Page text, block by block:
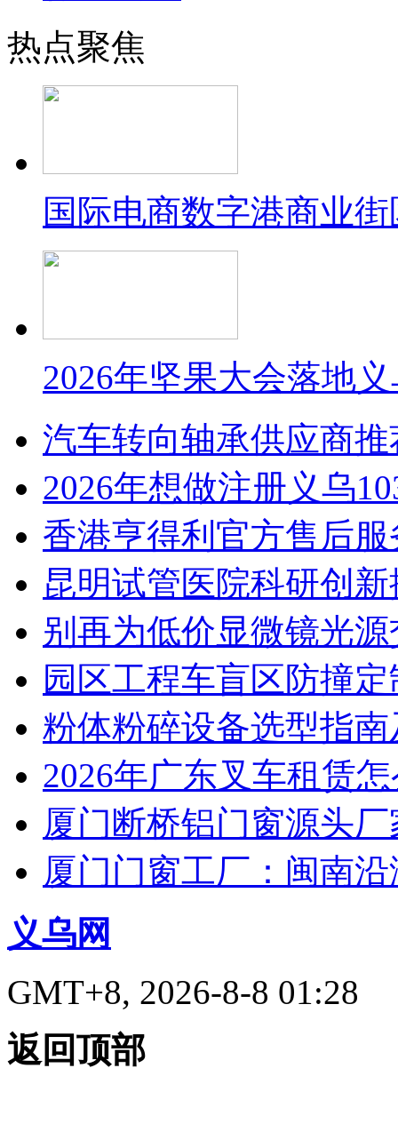
热点聚焦
国际电商数字港商业
2026年坚果大会落地
汽车转向轴承供应商
2026年想做注册义乌
香港亨得利官方售后
昆明试管医院科研创
别再为低价显微镜光
园区工程车盲区防撞
粉体粉碎设备选型指
2026年广东叉车租赁
厦门断桥铝门窗源头
厦门门窗工厂：闽南
义乌网
GMT+8, 2026-8-8 01:28
返回顶部